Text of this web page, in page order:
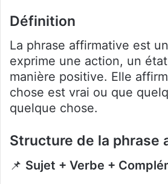
Définition
La phrase affirmative est
exprime une action, un
manière positive. Elle
chose est vrai ou que
quelque chose.
Structure de la phrase
📌 Sujet + Verbe +